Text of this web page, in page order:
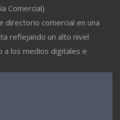
Comercial)
directorio comercial en una
reflejando un alto nivel
a los medios digitales e